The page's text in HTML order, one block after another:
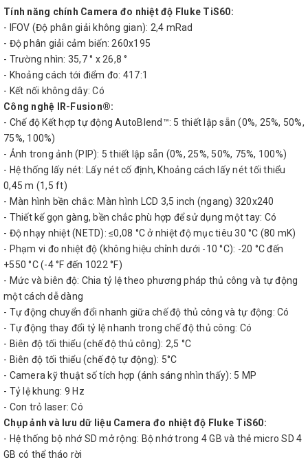
Tính năng chính Camera đo nhiệt độ Fluke TiS60:
- IFOV (Độ phân giải không gian): 2,4 mRad
- Độ phân giải cảm biến: 260x195
- Trường nhìn: 35,7 ° x 26,8 °
- Khoảng cách tới điểm đo: 417:1
- Kết nối không dây: Có
Công nghệ IR-Fusion®:
- Chế độ Kết hợp tự động AutoBlend™: 5 thiết lập sẵn (0%, 25%, 50%,
75%, 100%)
- Ảnh trong ảnh (PIP): 5 thiết lập sẵn (0%, 25%, 50%, 75%, 100%)
- Hệ thống lấy nét: Lấy nét cố định, Khoảng cách lấy nét tối thiểu
0,45 m (1,5 ft)
- Màn hình bền chắc: Màn hình LCD 3,5 inch (ngang) 320x240
- Thiết kế gọn gàng, bền chắc phù hợp để sử dụng một tay: Có
- Độ nhạy nhiệt (NETD): ≤0,08 °C ở nhiệt độ mục tiêu 30 °C (80 mK)
- Phạm vi đo nhiệt độ (không hiệu chỉnh dưới -10 °C): -20 °C đến
+550 °C (-4 °F đến 1022 °F)
- Mức và biên độ: Chia tỷ lệ theo phương pháp thủ công và tự động
một cách dễ dàng
- Tự động chuyển đổi nhanh giữa chế độ thủ công và tự động: Có
- Tự động thay đổi tỷ lệ nhanh trong chế độ thủ công: Có
- Biên độ tối thiểu (chế độ thủ công): 2,5 °C
- Biên độ tối thiểu (chế độ tự động): 5°C
- Camera kỹ thuật số tích hợp (ánh sáng nhìn thấy): 5 MP
- Tỷ lệ khung: 9 Hz
- Con trỏ laser: Có
Chụp ảnh và lưu dữ liệu Camera đo nhiệt độ Fluke TiS60:
- Hệ thống bộ nhớ SD mở rộng: Bộ nhớ trong 4 GB và thẻ micro SD 4
GB có thể tháo rời